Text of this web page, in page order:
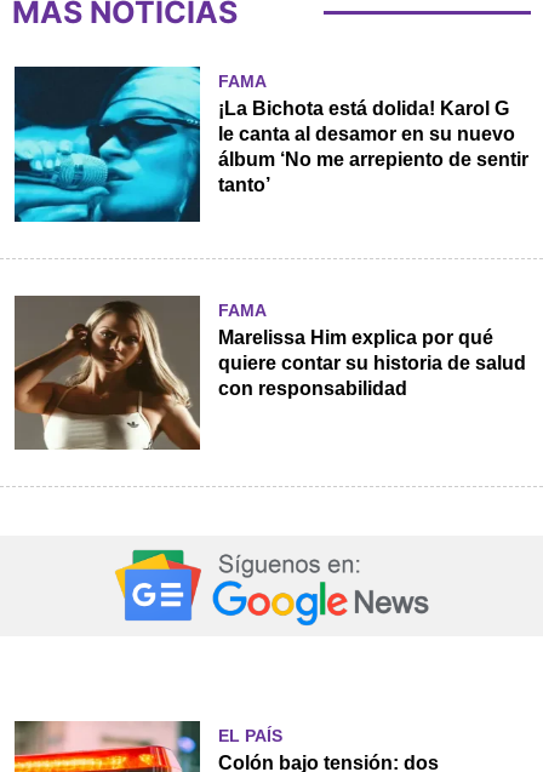
MÁS NOTICIAS
FAMA
¡La Bichota está dolida! Karol G
le canta al desamor en su nuevo
álbum ‘No me arrepiento de sentir
tanto’
FAMA
Marelissa Him explica por qué
quiere contar su historia de salud
con responsabilidad
EL PAÍS
Colón bajo tensión: dos